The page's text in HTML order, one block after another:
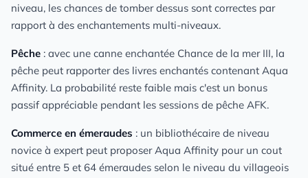
niveau, les chances de tomber dessus sont correctes par
rapport à des enchantements multi-niveaux.
Pêche : avec une canne enchantée Chance de la mer III, la
pêche peut rapporter des livres enchantés contenant Aqua
Affinity. La probabilité reste faible mais c'est un bonus
passif appréciable pendant les sessions de pêche AFK.
Commerce en émeraudes : un bibliothécaire de niveau
novice à expert peut proposer Aqua Affinity pour un cout
situé entre 5 et 64 émeraudes selon le niveau du villageois